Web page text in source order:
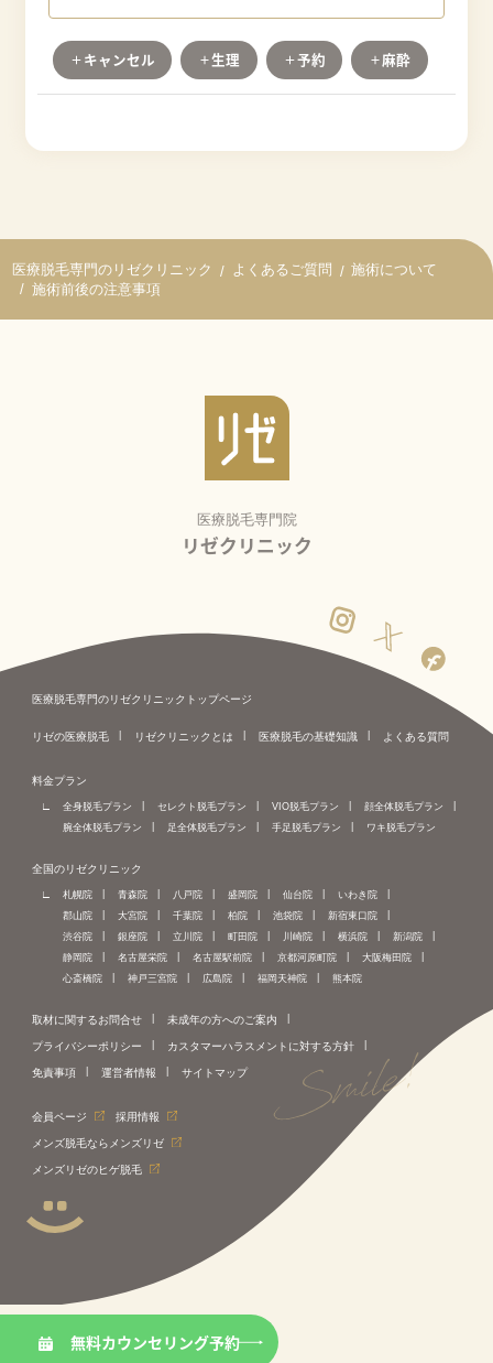
キャンセル 生理 予約 麻酔
無料カウンセリング 追加料金 剃毛
よくあるご質問
施術について
施術前後の注意事項
無料カウンセリング予約
医療脱毛専門院
リゼクリニック
医療脱毛専門のリゼクリニックトップページ
リゼの医療脱毛 リゼクリニックとは 医療脱毛の基礎知識 よくある質問
料金プラン
全身脱毛プラン セレクト脱毛プラン VIO脱毛プラン
顔全体脱毛プラン
腕全体脱毛プラン
足全体脱毛プラン 手足脱毛プラン ワキ脱毛プラン
全国のリゼクリニック
札幌院 青森院 八戸院 盛岡院 仙台院
いわき院
郡山院
大宮院 千葉院 柏院 池袋院
新宿東口院
渋谷院
銀座院 立川院 町田院 川崎院 横浜院
新潟院
静岡院
名古屋栄院 名古屋駅前院 京都河原町院
大阪梅田院
心斎橋院
神戸三宮院 広島院 福岡天神院 熊本院
取材に関するお問合せ 未成年の方へのご案内
プライバシーポリシー カスタマーハラスメントに対する方針
免責事項 運営者情報 サイトマップ
会員ページ 採用情報
メンズ脱毛ならメンズリゼ
メンズリゼのヒゲ脱毛